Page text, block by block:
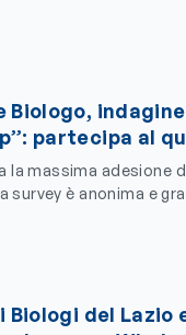
Biologo,
partecipa al
la massima adesione
survey è anonima e
Biologi del Lazio